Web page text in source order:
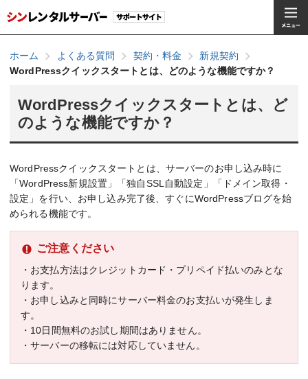
ホーム よくある質問 契約・料金
新規契約
WordPressクイックスタートとは、どのような機能ですか？
WordPressクイックスタートとは、ど
のような機能ですか？
WordPressクイックスタートとは、サーバーのお申し込み時に
「WordPress新規設置」「独自SSL自動設定」「ドメイン取得・
設定」を行い、お申し込み完了後、すぐにWordPressブログを始
められる機能です。
ご注意ください
・お支払方法はクレジットカード・プリペイド払いのみとな
ります。
・お申し込みと同時にサーバー料金のお支払いが発生しま
す。
・10日間無料のお試し期間はありません。
・サーバーの移転には対応していません。